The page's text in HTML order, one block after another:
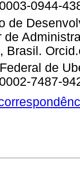
0944-
de
de
Brasil.
de
7487-